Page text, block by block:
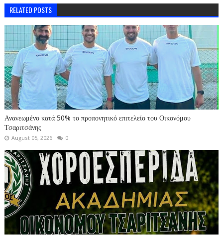
RELATED POSTS
Ανανεωμένο κατά 50% το προπονητικό επιτελείο του Οικονόμου
Τσαριτσάνης
August 05, 2026 0